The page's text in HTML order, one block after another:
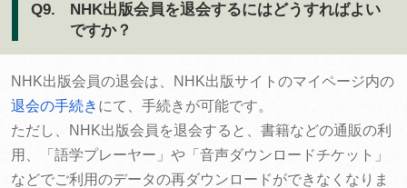
Q9.
NHK出版会員を退会するにはどうすればよい
ですか？
NHK出版会員の退会は、NHK出版サイトのマイページ内の
退会の手続き にて、手続きが可能です。
ただし、NHK出版会員を退会すると、書籍などの通販の利
用、「語学プレーヤー」や「音声ダウンロードチケット」
などでご利用のデータの再ダウンロードができなくなりま